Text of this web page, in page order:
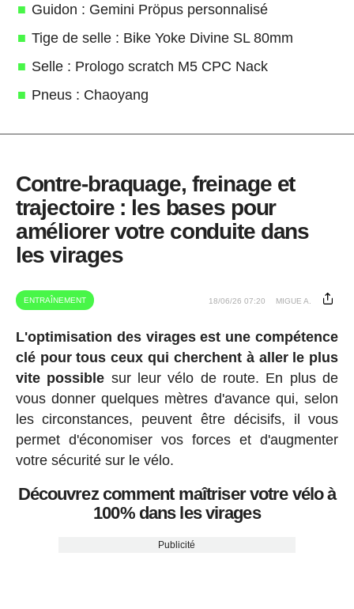
Guidon : Gemini Pröpus personnalisé
Tige de selle : Bike Yoke Divine SL 80mm
Selle : Prologo scratch M5 CPC Nack
Pneus : Chaoyang
Contre-braquage, freinage et
trajectoire : les bases pour
améliorer votre conduite dans
les virages
ENTRAÎNEMENT 18/06/26 07:20 MIGUE A.
L'optimisation des virages est une compétence
clé pour tous ceux qui cherchent à aller le plus
vite possible sur leur vélo de route. En plus de
vous donner quelques mètres d'avance qui, selon
les circonstances, peuvent être décisifs, il vous
permet d'économiser vos forces et d'augmenter
votre sécurité sur le vélo.
Découvrez comment maîtriser votre vélo à
100% dans les virages
Publicité